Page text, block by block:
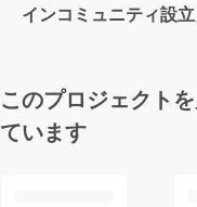
インコミュニティ設
このプロジェクト
ています